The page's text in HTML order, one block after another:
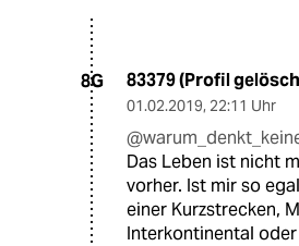
8G 83379 (Profil
01.02.2019, 22:11 Uhr
Das Leben ist nicht
vorher. Ist mir so
einer Kurzstrecken,
Interkontinental